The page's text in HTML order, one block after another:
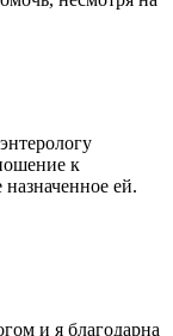
к
ей.
и я благодарна